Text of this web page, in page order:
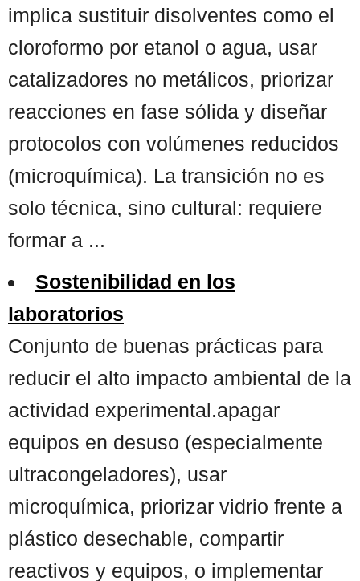
implica sustituir disolventes como el
cloroformo por etanol o agua, usar
catalizadores no metálicos, priorizar
reacciones en fase sólida y diseñar
protocolos con volúmenes reducidos
(microquímica). La transición no es
solo técnica, sino cultural: requiere
formar a ...
Sostenibilidad en los
laboratorios
Conjunto de buenas prácticas para
reducir el alto impacto ambiental de la
actividad experimental.apagar
equipos en desuso (especialmente
ultracongeladores), usar
microquímica, priorizar vidrio frente a
plástico desechable, compartir
reactivos y equipos, o implementar